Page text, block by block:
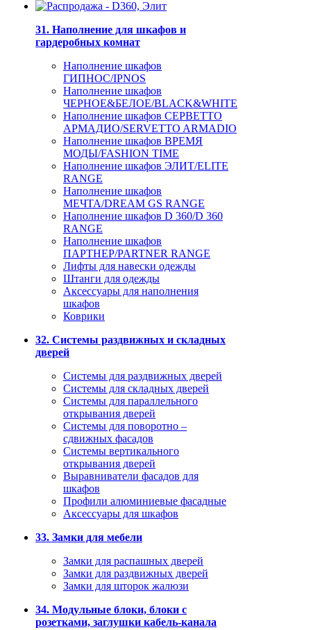
31. Наполнение для шкафов и
гардеробных комнат
Наполнение шкафов
ГИПНОС/IPNOS
Наполнение шкафов
ЧЕРНОЕ&БЕЛОЕ/BLACK&WHITE
Наполнение шкафов СЕРВЕТТО
АРМАДИО/SERVETTO ARMADIO
Наполнение шкафов ВРЕМЯ
МОДЫ/FASHION TIME
Наполнение шкафов ЭЛИТ/ELITE
RANGE
Наполнение шкафов
МЕЧТА/DREAM GS RANGE
Наполнение шкафов D 360/D 360
RANGE
Наполнение шкафов
ПАРТНЕР/PARTNER RANGE
Лифты для навески одежды
Штанги для одежды
Аксессуары для наполнения
шкафов
Коврики
32. Системы раздвижных и складных
дверей
Системы для раздвижных дверей
Системы для складных дверей
Системы для параллельного
открывания дверей
Системы для поворотно –
сдвижных фасадов
Системы вертикального
открывания дверей
Выравниватели фасадов для
шкафов
Профили алюминиевые фасадные
Аксессуары для шкафов
33. Замки для мебели
Замки для распашных дверей
Замки для раздвижных дверей
Замки для шторок жалюзи
34. Модульные блоки, блоки с
розетками, заглушки кабель-канала